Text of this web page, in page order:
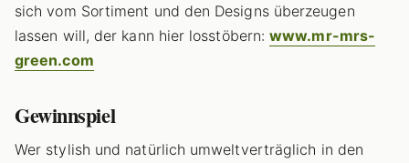
sich vom Sortiment und den Designs überzeugen
lassen will, der kann hier losstöbern:www.mr-mrs-
green.com
Gewinnspiel
Wer stylish und natürlich umweltverträglich in den